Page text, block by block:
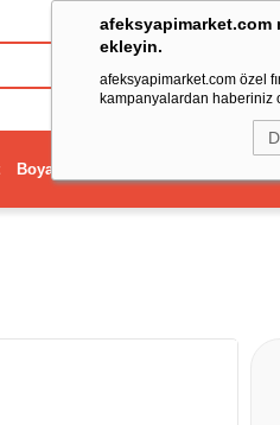
ekleyin.
afeksyapimarket.com özel
kampanyalardan haberiniz
Boya